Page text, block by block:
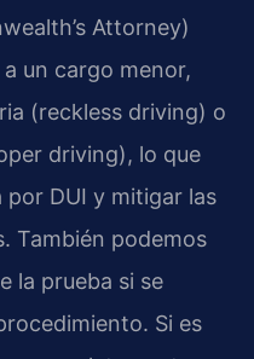
Attorney)
un cargo menor,
(reckless driving) o
driving), lo que
DUI y mitigar las
También podemos
la prueba si se
Si es